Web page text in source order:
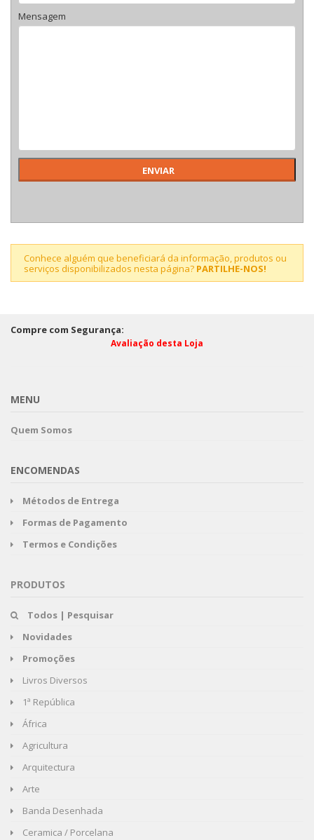
Mensagem
Conhece alguém que beneficiará da informação, produtos ou
serviços disponibilizados nesta página? PARTILHE-NOS!
Compre com Segurança:
Avaliação desta Loja
MENU
Quem Somos
ENCOMENDAS
Métodos de Entrega
Formas de Pagamento
Termos e Condições
PRODUTOS
Todos | Pesquisar
Novidades
Promoções
Livros Diversos
1ª República
África
Agricultura
Arquitectura
Arte
Banda Desenhada
Ceramica / Porcelana